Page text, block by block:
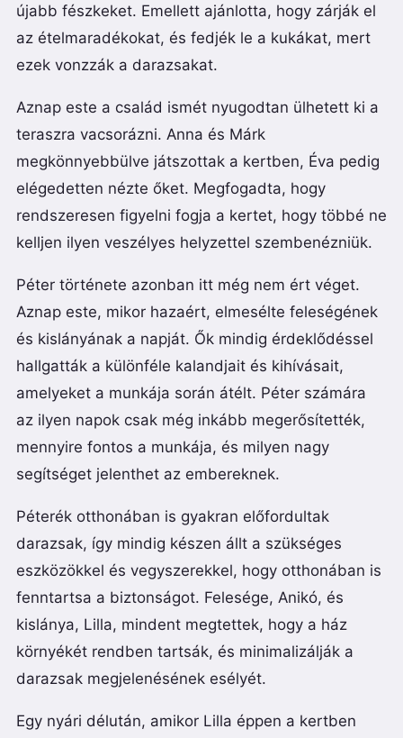
újabb fészkeket. Emellett ajánlotta, hogy zárják el
az ételmaradékokat, és fedjék le a kukákat, mert
ezek vonzzák a darazsakat.
Aznap este a család ismét nyugodtan ülhetett ki a
teraszra vacsorázni. Anna és Márk
megkönnyebbülve játszottak a kertben, Éva pedig
elégedetten nézte őket. Megfogadta, hogy
rendszeresen figyelni fogja a kertet, hogy többé ne
kelljen ilyen veszélyes helyzettel szembenézniük.
Péter története azonban itt még nem ért véget.
Aznap este, mikor hazaért, elmesélte feleségének
és kislányának a napját. Ők mindig érdeklődéssel
hallgatták a különféle kalandjait és kihívásait,
amelyeket a munkája során átélt. Péter számára
az ilyen napok csak még inkább megerősítették,
mennyire fontos a munkája, és milyen nagy
segítséget jelenthet az embereknek.
Péterék otthonában is gyakran előfordultak
darazsak, így mindig készen állt a szükséges
eszközökkel és vegyszerekkel, hogy otthonában is
fenntartsa a biztonságot. Felesége, Anikó, és
kislánya, Lilla, mindent megtettek, hogy a ház
környékét rendben tartsák, és minimalizálják a
darazsak megjelenésének esélyét.
Egy nyári délután, amikor Lilla éppen a kertben